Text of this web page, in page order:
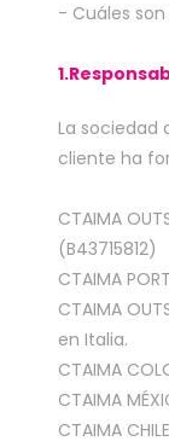
- Cuáles
1.
La sociedad
cliente ha
CTAIMA
(B43715812)
CTAIMA
CTAIMA
en Italia.
CTAIMA
CTAIMA
CTAIMA